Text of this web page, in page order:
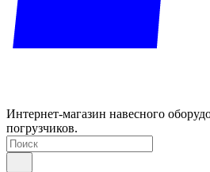
Интернет-магазин навесного
погрузчиков.